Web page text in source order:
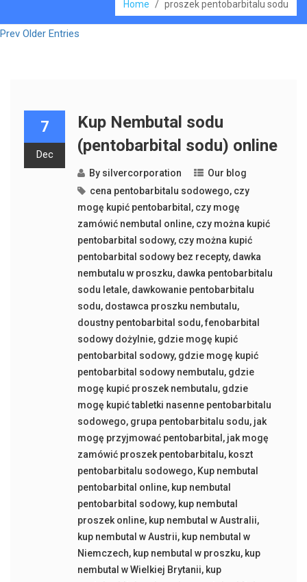
Home / proszek pentobarbitalu sodu
Prev Older Entries
7
Dec
Kup Nembutal sodu
(pentobarbital sodu) online
By silvercorporation
Our blog
cena pentobarbitalu sodowego, czy
mogę kupić pentobarbital , czy mogę
zamówić nembutal online, czy można kupić
pentobarbital sodowy, czy można kupić
pentobarbital sodowy bez recepty, dawka
nembutalu w proszku, dawka pentobarbitalu
sodu letale, dawkowanie pentobarbitalu
sodu, dostawca proszku nembutalu,
doustny pentobarbital sodu,fenobarbital
sodowy dożylnie, gdzie mogę kupić
pentobarbital sodowy, gdzie mogę kupić
pentobarbital sodowy nembutalu, gdzie
mogę kupić proszek nembutalu, gdzie
mogę kupić tabletki nasenne pentobarbitalu
sodowego, grupa pentobarbitalu sodu, jak
mogę przyjmować pentobarbital , jak mogę
zamówić proszek pentobarbitalu, koszt
pentobarbitalu sodowego, Kup nembutal
pentobarbital online, kup nembutal
pentobarbital sodowy, kup nembutal
proszek online, kup nembutal w Australii,
kup nembutal w Austrii, kup nembutal w
Niemczech, kup nembutal w proszku, kup
nembutal w Wielkiej Brytanii, kup